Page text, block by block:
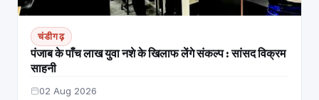
चंडीगढ़
पंजाब के पाँच लाख युवा नशे के खिलाफ लेंगे संकल्प : सांसद विक्रम
साहनी
02 Aug 2026